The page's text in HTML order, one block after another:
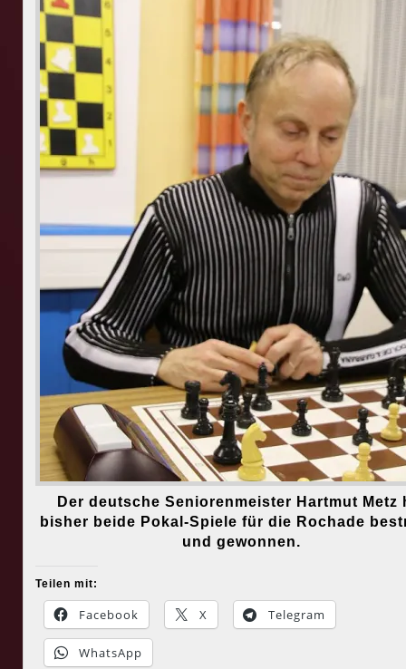
Der deutsche Seniorenmeister Hartmut Metz
bisher beide Pokal-Spiele für die Rochade
und gewonnen.
Teilen mit:
Facebook X Telegram
WhatsApp